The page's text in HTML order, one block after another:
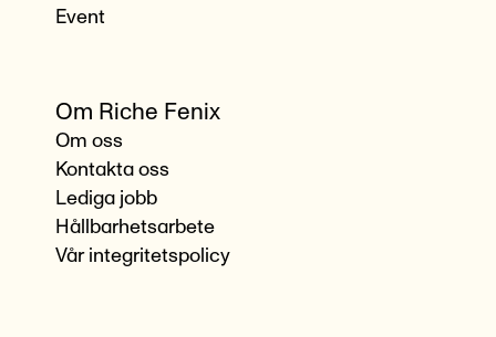
Event
Om Riche Fenix
Om oss
Kontakta oss
Lediga jobb
Hållbarhetsarbete
Vår integritetspolicy